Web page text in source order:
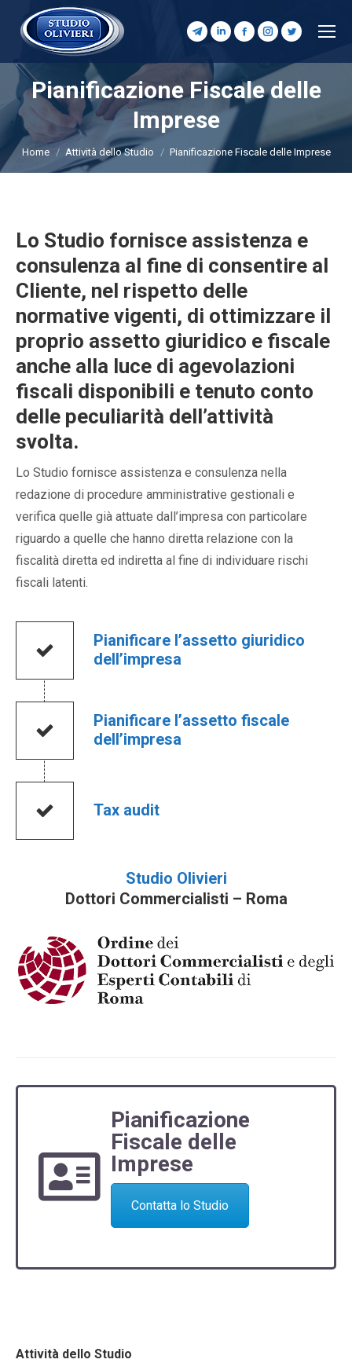
Telegram
page
opens
in
new
window
Linkedin
page
opens
in
new
window
Facebook
opens
in
new
window
Instagram
page
opens
in
window
Twitter
page
opens
in
window
Pianificazione Fiscale delle
Imprese
Tu sei qui:
Home Attività dello Studio Pianificazione Fiscale delle Imprese
Lo Studio fornisce assistenza e
consulenza al fine di consentire al
Cliente, nel rispetto delle
normative vigenti, di ottimizzare il
proprio assetto giuridico e fiscale
anche alla luce di agevolazioni
fiscali disponibili e tenuto conto
delle peculiarità dell’attività
svolta.
Lo Studio fornisce assistenza e consulenza nella
redazione di procedure amministrative gestionali e
verifica quelle già attuate dall’impresa con particolare
riguardo a quelle che hanno diretta relazione con la
fiscalità diretta ed indiretta al fine di individuare rischi
fiscali latenti.
Pianificare l’assetto giuridico
dell’impresa
Pianificare l’assetto fiscale
dell’impresa
Tax audit
Studio Olivieri
Dottori Commercialisti – Roma
Pianificazione
Fiscale delle
Imprese
Contatta lo Studio
Attività dello Studio